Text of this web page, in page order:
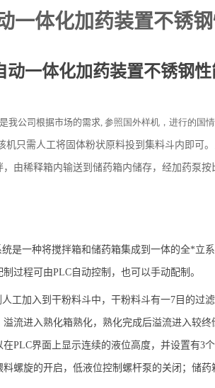
一体化加药装置不锈
动一体化加药装置不锈钢
我公司根据市场的需求, 参照国外样机，进行的国
机只需人工将固体粉状原料投到集料斗内即可
由稀释箱内输送到储药箱内储存，经加药泵按
是一种将搅拌箱和储药箱集成到一体的全*立
过程可由PLC自动控制，也可以手动配制。
工加入到干粉料斗中，干粉料斗有一7目的过
流进入熟化箱熟化，熟化完成后溢流进入较
PLC界面上显示连续的液位高度，并设置有3
螺旋的开启，低液位控制螺杆泵的关闭；储